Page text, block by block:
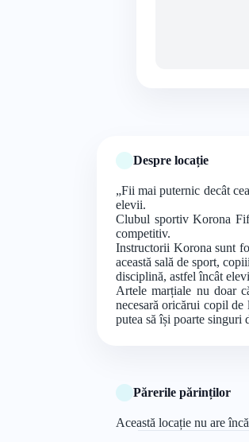
Despre locație
„Fii mai puternic decât
elevii.
Clubul sportiv Korona
competitiv.
Instructorii Korona sunt
această sală de sport,
disciplină, astfel încât
Artele marțiale nu doar
necesară oricărui copil
putea să își poarte singuri
Părerile părinților
Această locație nu are